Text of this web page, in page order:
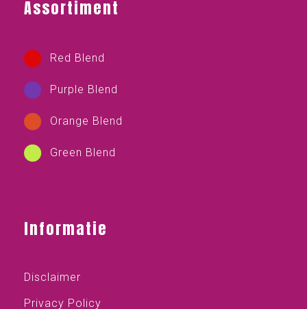
Assortiment
Red Blend
Purple Blend
Orange Blend
Green Blend
Informatie
Disclaimer
Privacy Policy